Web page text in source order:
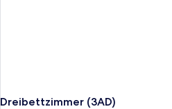
Dreibettzimmer (3AD)